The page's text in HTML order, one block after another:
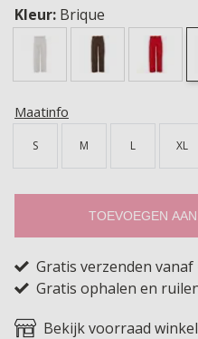
Kleur: Brique
Maatinfo
S M L XL
TOEVOEGEN
Gratis verzenden vanaf
Gratis ophalen en
Bekijk voorraad winkel